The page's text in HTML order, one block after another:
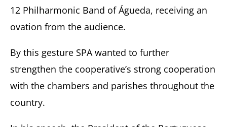
12 Philharmonic Band of Águeda, receiving an
ovation from the audience.
By this gesture SPA wanted to further
strengthen the cooperative’s strong cooperation
with the chambers and parishes throughout the
country.